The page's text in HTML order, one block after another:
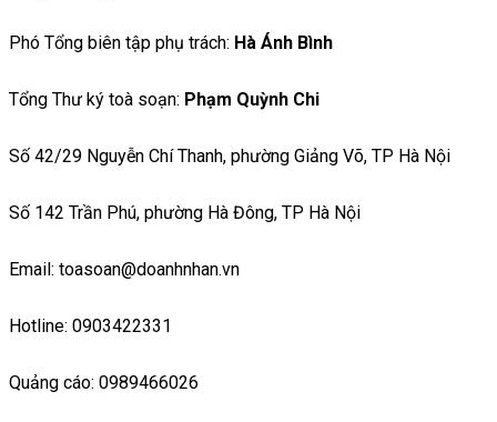
Phó Tổng biên tập phụ trách: Hà Ánh Bình
Tổng Thư ký toà soạn: Phạm Quỳnh Chi
Số 42/29 Nguyễn Chí Thanh, phường Giảng Võ, TP Hà Nội
Số 142 Trần Phú, phường Hà Đông, TP Hà Nội
Email: toasoan@doanhnhan.vn
Hotline: 0903422331
Quảng cáo: 0989466026